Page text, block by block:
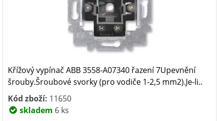
Křížový vypínač ABB 3558-A07340 řazení 7Upevnění
šrouby.Šroubové svorky (pro vodiče 1-2,5 mm2).Je-li..
Kód zboží: 11650
skladem 6 ks